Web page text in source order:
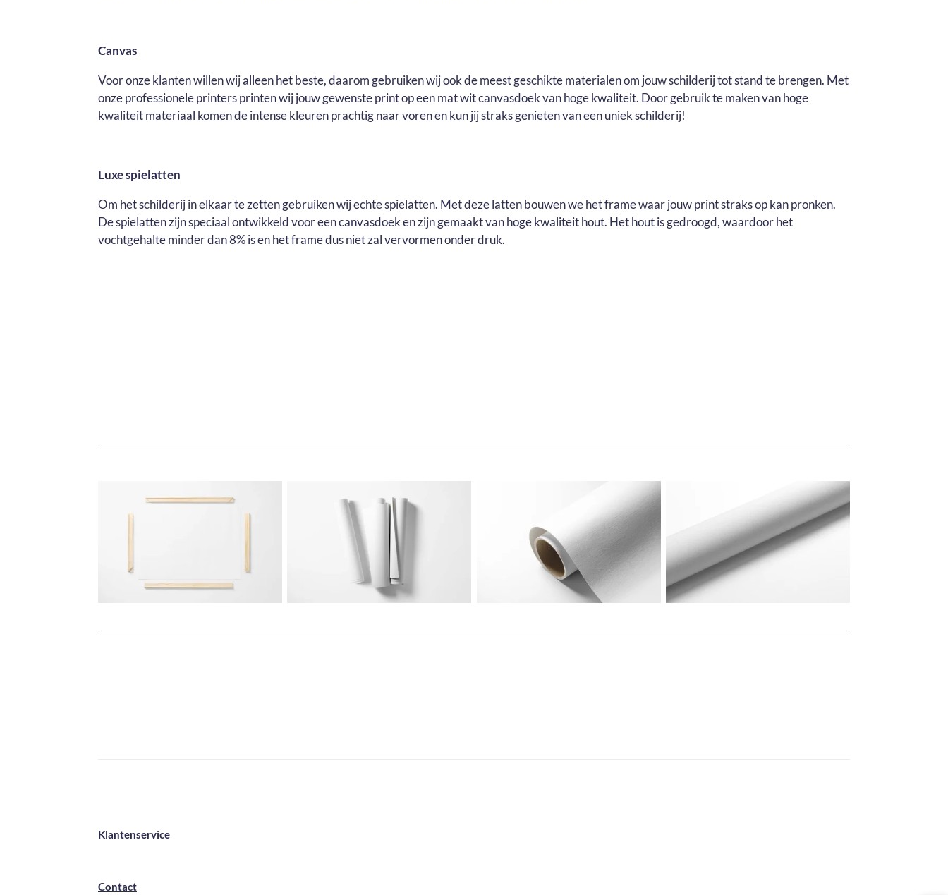
Canvas
Voor onze klanten willen wij alleen het beste, daarom gebruiken wij ook de meest geschikte materialen om jouw schilderij tot stand te brengen. Met
onze professionele printers printen wij jouw gewenste print op een mat wit canvasdoek van hoge kwaliteit. Door gebruik te maken van hoge
kwaliteit materiaal komen de intense kleuren prachtig naar voren en kun jij straks genieten van een uniek schilderij!
Luxe spielatten
Om het schilderij in elkaar te zetten gebruiken wij echte spielatten. Met deze latten bouwen we het frame waar jouw print straks op kan pronken.
De spielatten zijn speciaal ontwikkeld voor een canvasdoek en zijn gemaakt van hoge kwaliteit hout. Het hout is gedroogd, waardoor het
vochtgehalte minder dan 8% is en het frame dus niet zal vervormen onder druk.
Klantenservice
Contact